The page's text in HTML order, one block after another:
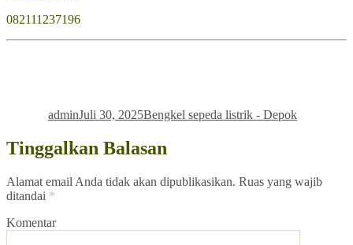
082111237196
adminJuli 30, 2025Bengkel sepeda listrik - Depok
Tinggalkan Balasan
Alamat email Anda tidak akan dipublikasikan. Ruas yang wajib
ditandai *
Komentar